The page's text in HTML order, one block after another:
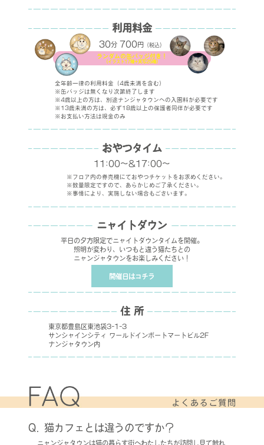
利用料金
30分 700円 （税込）
ランダムの缶バッジ付き！
(イラスト17種+実写25種)
全年齢一律の利用料金（4歳未満を含む）
※缶バッジは無くなり次第終了します
※4歳以上の方は、別途ナンジャタウンへの入園料が必要です
※13歳未満の方は、必ず18歳以上の保護者同伴が必要です
※お支払い方法は現金のみ
おやつタイム
11:00～&17:00～
※フロア内の券売機にておやつチケットをお求めください。
※数量限定ですので、あらかじめご了承ください。
※事情により、実施しない場合もございます。
ニャイトダウン
平日の夕方限定でニャイトダウンタイムを開催。
照明が変わり、いつもと違う猫たちとの
ニャンジャタウンをお楽しみください！
開催日はコチラ
住 所
東京都豊島区東池袋3-1-3
サンシャインシティ ワールドインポートマートビル2F
ナンジャタウン内
猫カフェとは違うのですか？
ニャンジャタウンは猫の暮らす街へわたしたちが訪問し見て触れ